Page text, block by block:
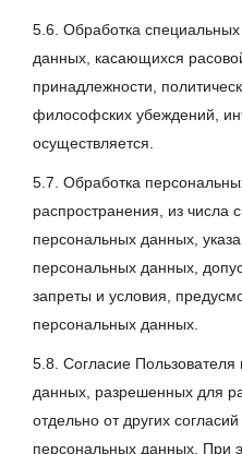
5.6. Обработка
данных, касающихся
принадлежности,
философских убеждений,
осуществляется.
5.7. Обработка
распространения, из числа
персональных данных,
персональных данных,
запреты и условия,
персональных данных.
5.8. Согласие
данных, разрешенных для
отдельно от других
персональных данных. При